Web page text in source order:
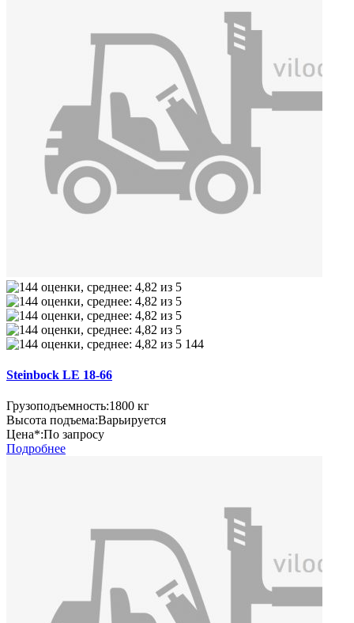
144
Steinbock LE 18-66
Грузоподъемность:1800 кг
Высота подъема:Варьируется
Цена*:По запросу
Подробнее